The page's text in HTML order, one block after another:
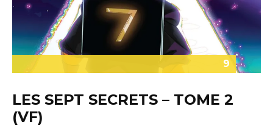
9
LES SEPT SECRETS – TOME 2
(VF)